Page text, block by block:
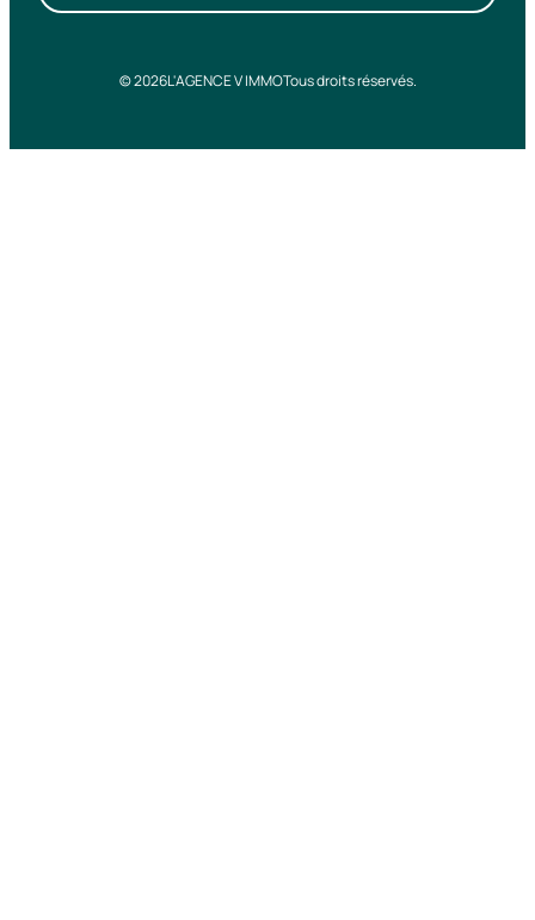
© 2026L'AGENCE V IMMOTous droits réservés.